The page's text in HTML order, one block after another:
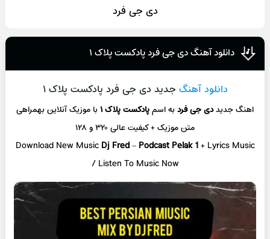
دی جی فرد
دانلود آهنگ دی جی فرد پادکست پلاک ۱
دانلود آهنگ جدید دی جی فرد پادکست پلاک ۱
اهنگ جدیددی جی فردبه اسمپادکست پلاک ۱ با موزیک آنلاینبهمراهی
متن موزیک + کیفیت عالی ۳۲۰ و ۱۲۸
Download New Music Dj Fred–Podcast Pelak 1+ Lyrics Music
/ Listen To Music Now